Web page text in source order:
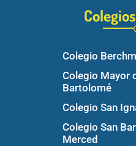
Colegio
Colegio Mayor
Bartolomé
Colegio San
Colegio San
Merced